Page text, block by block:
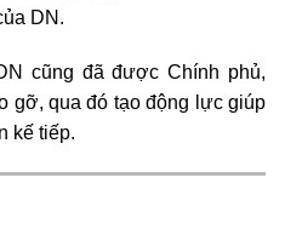
DN.
cũng đã được Chính phủ,
gỡ, qua đó tạo động lực giúp
kế tiếp.